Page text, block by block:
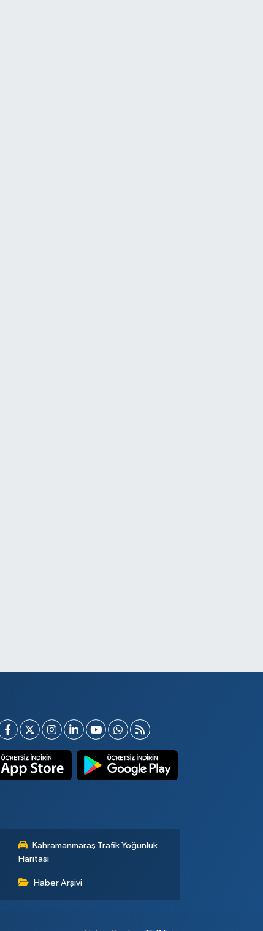
Kahramanmaraş Trafik Yoğunluk
Haritası
Haber Arşivi